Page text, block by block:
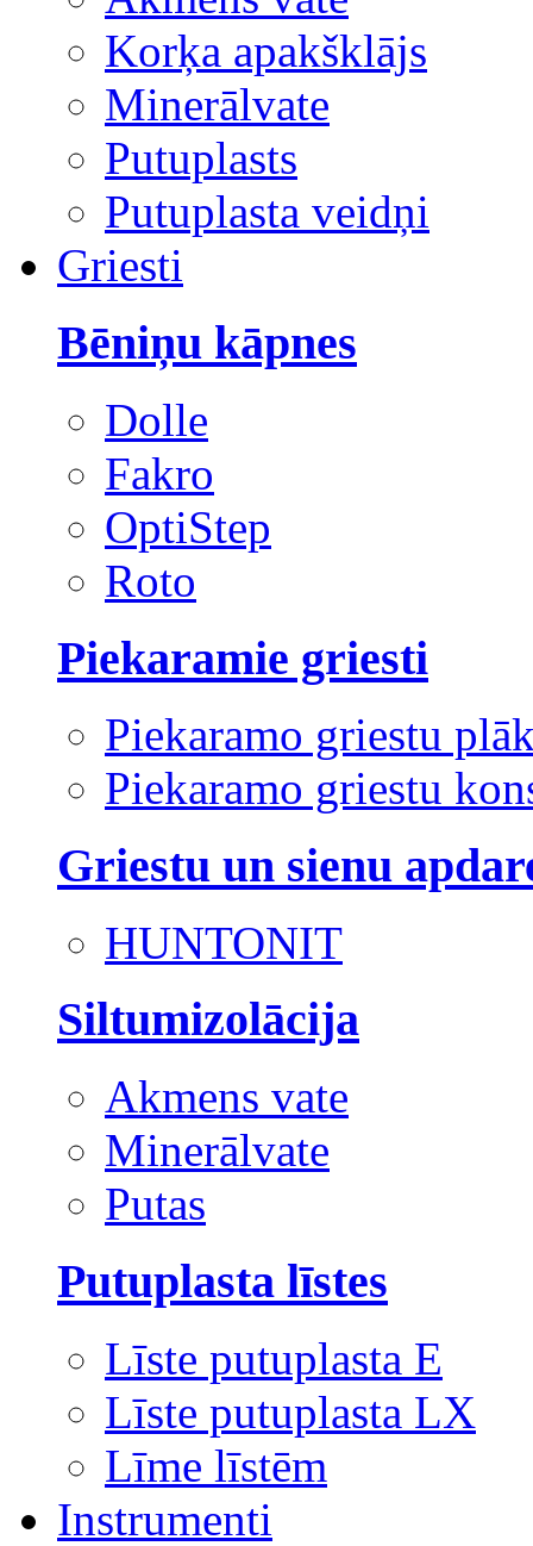
Korķa apakšklājs
Minerālvate
Putuplasts
Putuplasta veidņi
Griesti
Bēniņu kāpnes
Dolle
Fakro
OptiStep
Roto
Piekaramie griesti
Piekaramo griestu
Piekaramo griestu
Griestu un sienu
HUNTONIT
Siltumizolācija
Akmens vate
Minerālvate
Putas
Putuplasta līstes
Līste putuplasta E
Līste putuplasta LX
Līme līstēm
Instrumenti